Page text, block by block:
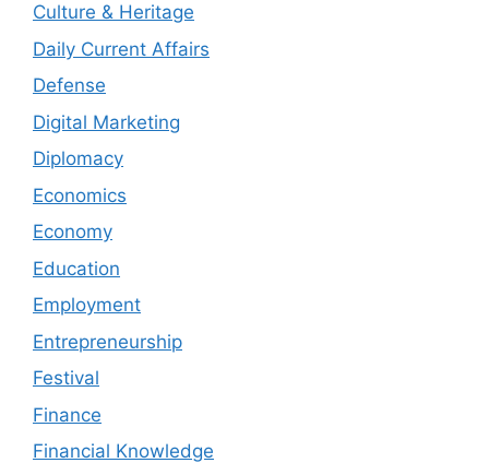
Culture & Heritage
Daily Current Affairs
Defense
Digital Marketing
Diplomacy
Economics
Economy
Education
Employment
Entrepreneurship
Festival
Finance
Financial Knowledge